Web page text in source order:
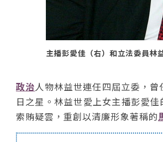
主播彭愛佳（右）和立法委員
政治人物林益世連任四屆立委，
日之星。林益世愛上女主播彭愛
索賄疑雲，重創以清廉形象著稱的